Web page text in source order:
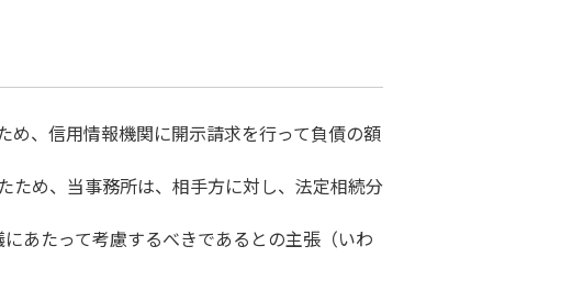
め、信用情報機関に開示請求を行って負債の額
ため、当事務所は、相手方に対し、法定相続分
あたって考慮するべきであるとの主張（いわ